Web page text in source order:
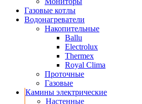
Газовые котлы
Водонагреватели
Накопительные
Ballu
Electrolux
Thermex
Royal Clima
Проточные
Газовые
Камины электрические
Настенные